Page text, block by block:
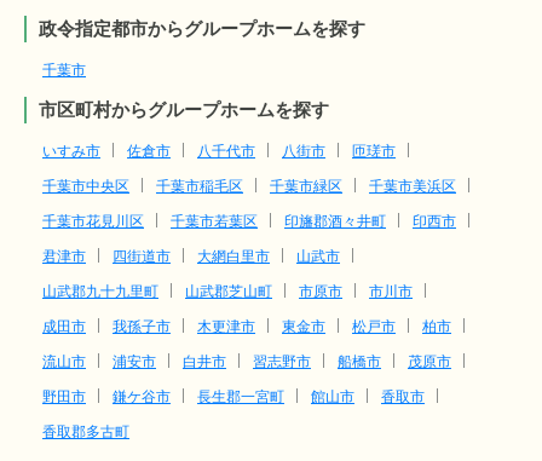
政令指定都市からグループホームを探す
千葉市
市区町村からグループホームを探す
いすみ市 佐倉市 八千代市 八街市
匝瑳市
千葉市中央区
千葉市稲毛区 千葉市緑区
千葉市美浜区
千葉市花見川区
千葉市若葉区 印旛郡酒々井町
印西市
君津市
四街道市 大網白里市
山武市
山武郡九十九里町
山武郡芝山町 市原市
市川市
成田市
我孫子市 木更津市 東金市 松戸市
柏市
流山市
浦安市 白井市 習志野市 船橋市
茂原市
野田市
鎌ケ谷市 長生郡一宮町 館山市
香取市
香取郡多古町